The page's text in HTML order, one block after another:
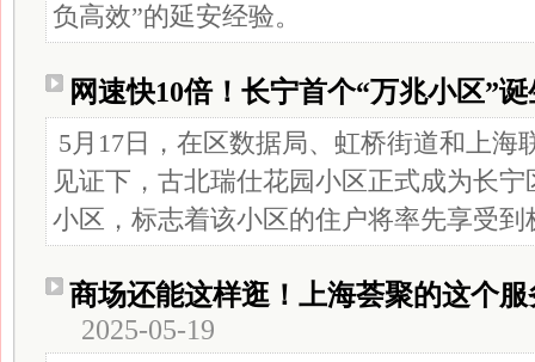
负高效”的延安经验。
网速快10倍！长宁首个“万兆小区”
5月17日，在区数据局、虹桥街道和上海
见证下，古北瑞仕花园小区正式成为长
小区，标志着该小区的住户将率先享受到
商场还能这样逛！上海荟聚的这个
2025-05-19